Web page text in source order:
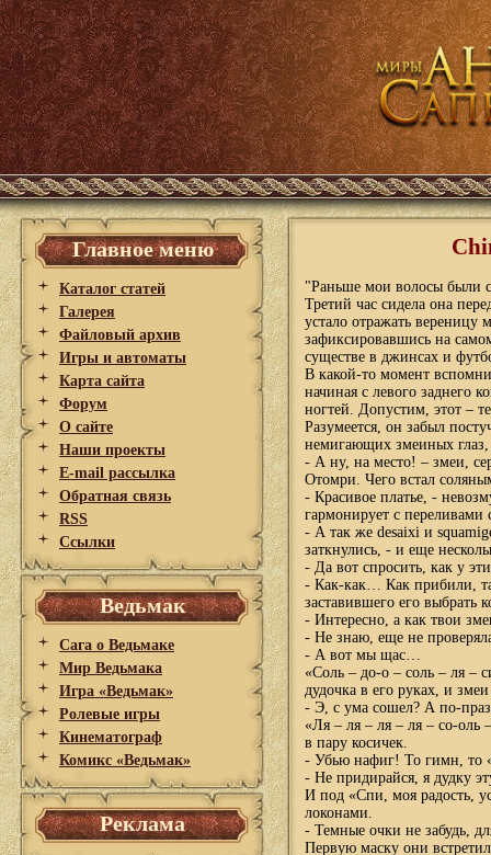
Главное меню
Каталог статей
Галерея
Файловый архив
Игры и автоматы
Карта сайта
Форум
О сайте
Наши проекты
E-mail рассылка
Обратная связь
RSS
Ссылки
Ведьмак
Сага о Ведьмаке
Мир Ведьмака
Игра «Ведьмак»
Ролевые игры
Кинематограф
Комикс «Ведьмак»
Реклама
"Раньше мои волосы были
Третий час сидела она
устало отражать вереницу
зафиксировавшись на
существе в джинсах и
В какой-то момент
начиная с левого заднего
ногтей. Допустим, этот –
Разумеется, он забыл
немигающих змеиных
- А ну, на место! – змеи,
Отомри. Чего встал
- Красивое платье, -
гармонирует с переливами
- А так же desaixi и
заткнулись, - и еще
- Да вот спросить, как у
- Как-как… Как прибили,
заставившего его выбрать
- Интересно, а как твои
- Не знаю, еще не
- А вот мы щас…
«Соль – до-о – соль – ля –
дудочка в его руках, и
- Э, с ума сошел? А по-
«Ля – ля – ля – ля – со-оль
в пару косичек.
- Убью нафиг! То гимн, то
- Не придирайся, я дудку
И под «Спи, моя радость,
локонами.
- Темные очки не забудь,
Первую маску они